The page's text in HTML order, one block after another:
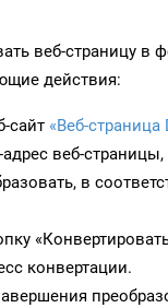
веб-страницу в
действия:
сайт «Веб-страница
адрес веб-
в
конвертации.